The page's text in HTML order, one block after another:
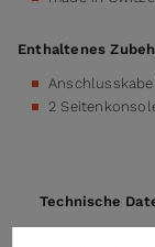
Enthaltenes
2
Technische